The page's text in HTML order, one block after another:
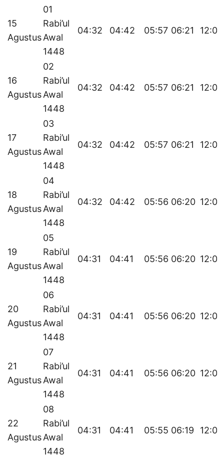
15
Agustus
01
Rabi’ul
Awal
1448
04:32 04:42 05:57 06:21 12:02
16
Agustus
02
Rabi’ul
Awal
1448
04:32 04:42 05:57 06:21 12:02
17
Agustus
03
Rabi’ul
Awal
1448
04:32 04:42 05:57 06:21 12:02
18
Agustus
04
Rabi’ul
Awal
1448
04:32 04:42 05:56 06:20 12:02
19
Agustus
05
Rabi’ul
Awal
1448
04:31 04:41 05:56 06:20 12:02
20
Agustus
06
Rabi’ul
Awal
1448
04:31 04:41 05:56 06:20 12:01
21
Agustus
07
Rabi’ul
Awal
1448
04:31 04:41 05:56 06:20 12:01
22
Agustus
08
Rabi’ul
Awal
1448
04:31 04:41 05:55 06:19 12:01